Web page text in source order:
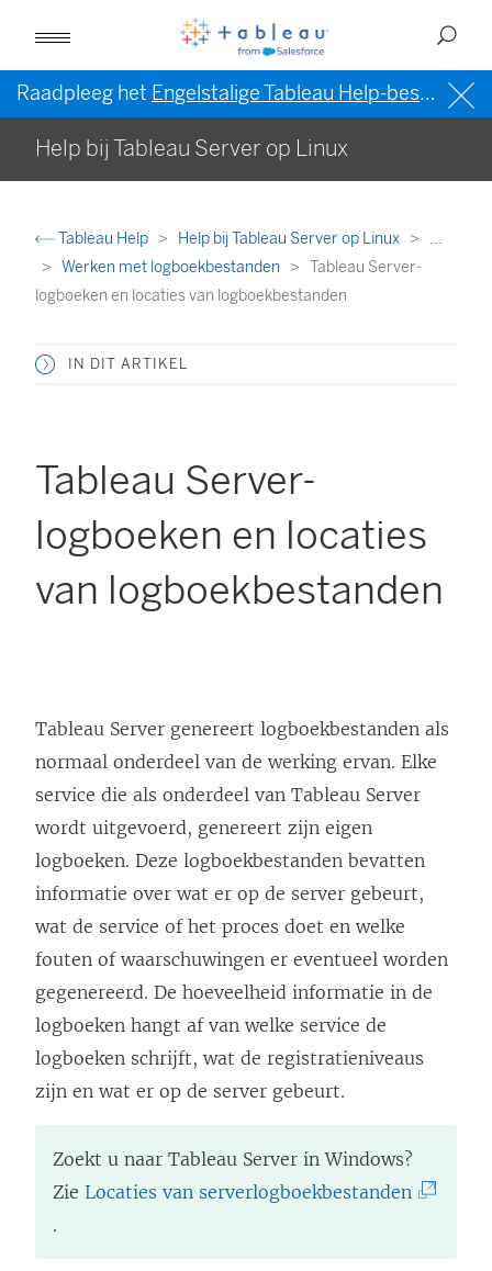
Raadpleeg het Engelstalige Tableau Help-bestand (VS)
Help bij Tableau Server op Linux
Tableau Help Help bij Tableau Server op Linux
...
Werken met logboekbestanden
Tableau Server-
logboeken en locaties van logboekbestanden
IN DIT ARTIKEL
Tableau Server-
logboeken en locaties
van logboekbestanden
Tableau Server genereert logboekbestanden als
normaal onderdeel van de werking ervan. Elke
service die als onderdeel van Tableau Server
wordt uitgevoerd, genereert zijn eigen
logboeken. Deze logboekbestanden bevatten
informatie over wat er op de server gebeurt,
wat de service of het proces doet en welke
fouten of waarschuwingen er eventueel worden
gegenereerd. De hoeveelheid informatie in de
logboeken hangt af van welke service de
logboeken schrijft, wat de registratieniveaus
zijn en wat er op de server gebeurt.
Zoekt u naar Tableau Server in Windows?
Zie Locaties van serverlogboekbestanden
.